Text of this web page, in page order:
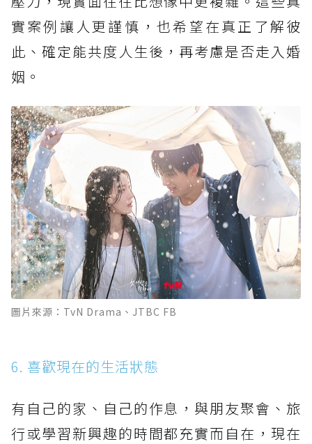
實案例讓人更謹慎，也希望在真正了解彼
此、確定能共度人生後，再考慮是否走入婚
姻。
圖片來源：TvN Drama、JTBC FB
6. 喜歡現在的生活狀態
有自己的家、自己的作息，與朋友聚會、旅
行或學習新興趣的時間都充實而自在，現在